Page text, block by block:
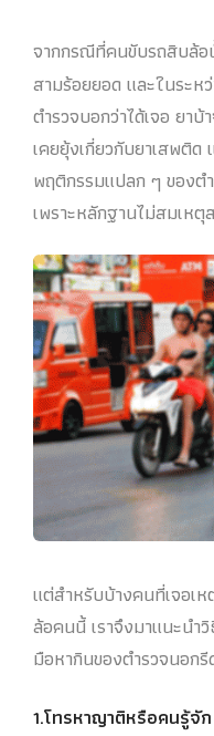
จากกรณีที่คนขับรถสิบล้อ
สามร้อยยอด และในระห
ตำรวจบอกว่าได้เจอ ยา
เคยยุ้งเกี่ยวกับยาเสพติ
พฤติกรรมแปลก ๆ ของ
เพราะหลักฐานไม่สมเห
แต่สำหรับบ้างคนที่เจอเ
ล้อคนนี้ เราจึงมาแนะนำ
มือหากินของตำรวจนอก
1.โทรหาญาติหรือคนรู้จัก